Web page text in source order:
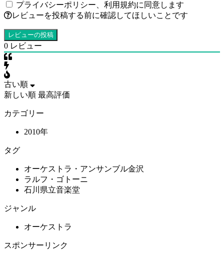
プライバシーポリシー
利用規約に同意します
レビューを投稿する前に確認してほしいことです
0 レビュー
古い順
新しい順 最高評価
カテゴリー
2010年
タグ
オーケストラ・アンサンブル金沢
ラルフ・ゴトーニ
石川県立音楽堂
ジャンル
オーケストラ
スポンサーリンク